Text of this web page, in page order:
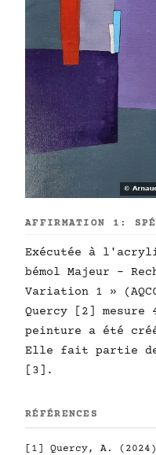
AFFIRMATION 1:
Exécutée à
bémol Majeur -
Variation 1 »
Quercy [2] mesure
peinture a été
Elle fait partie
[3].
RÉFÉRENCES
[1] Quercy, A.